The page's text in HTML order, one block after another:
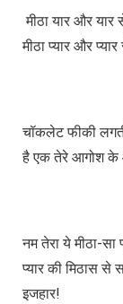
मीठा यार और यार
मीठा प्यार और
चॉकलेट फीकी
है एक तेरे आगोश
नम तेरा ये मीठा-सा
प्यार की मिठास से
इजहार!